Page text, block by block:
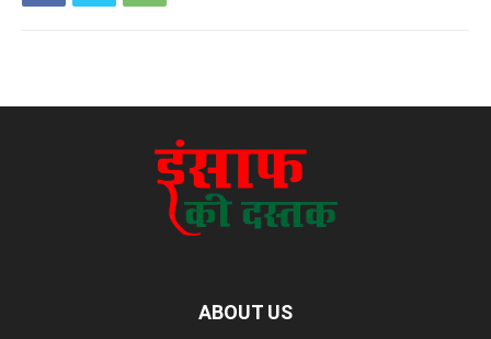
ABOUT US